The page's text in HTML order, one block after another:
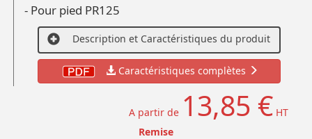
- Pour pied PR125
Description et Caractéristiques du produit
Caractéristiques complètes
A partir de 13,85 € HT
Remise